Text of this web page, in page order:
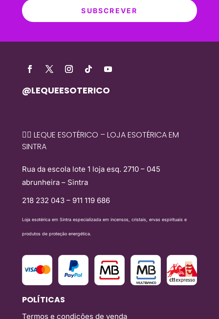
SUBSCREVER
@LEQUEESOTERICO
🧙‍♀️ LEQUE ESOTÉRICO – LOJA ESOTÉRICA EM
SINTRA
Rua da escola lote 1 loja esq. 2710 – 045
abrunheira – Sintra
218 232 043 – 911 119 686
Loja esotérica em Sintra especializada em incensos, cristais, ervas espirituais e
produtos de proteção energética.
POLÍTICAS
Termos e condições de venda